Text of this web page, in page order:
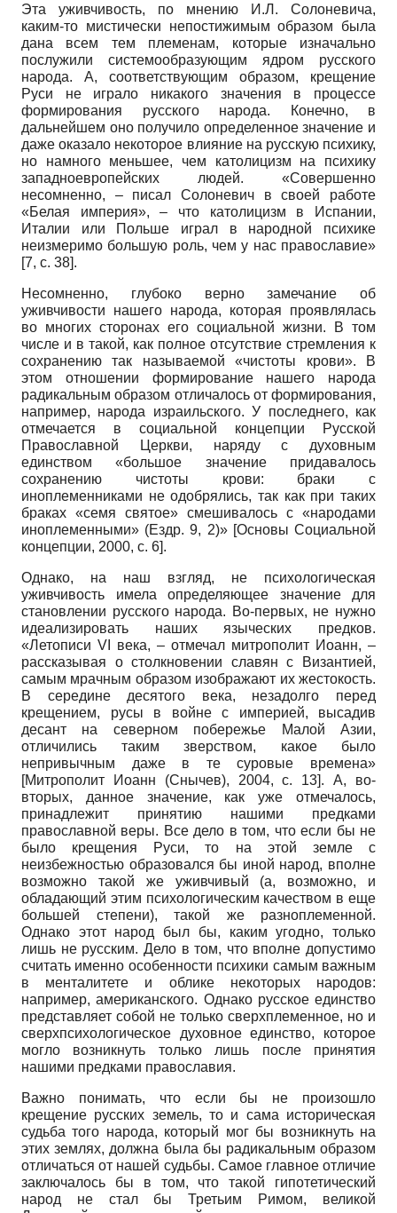
Эта уживчивость, по мнению И.Л. Солоневича,
каким-то мистически непостижимым образом была
дана всем тем племенам, которые изначально
послужили системообразующим ядром русского
народа. А, соответствующим образом, крещение
Руси не играло никакого значения в процессе
формирования русского народа. Конечно, в
дальнейшем оно получило определенное значение и
даже оказало некоторое влияние на русскую психику,
но намного меньшее, чем католицизм на психику
западноевропейских людей. «Совершенно
несомненно, – писал Солоневич в своей работе
«Белая империя», – что католицизм в Испании,
Италии или Польше играл в народной психике
неизмеримо большую роль, чем у нас православие»
[7, с. 38].
Несомненно, глубоко верно замечание об
уживчивости нашего народа, которая проявлялась
во многих сторонах его социальной жизни. В том
числе и в такой, как полное отсутствие стремления к
сохранению так называемой «чистоты крови». В
этом отношении формирование нашего народа
радикальным образом отличалось от формирования,
например, народа израильского. У последнего, как
отмечается в социальной концепции Русской
Православной Церкви, наряду с духовным
единством «большое значение придавалось
сохранению чистоты крови: браки с
иноплеменниками не одобрялись, так как при таких
браках «семя святое» смешивалось с «народами
иноплеменными» (Ездр. 9, 2)» [Основы Социальной
концепции, 2000, с. 6].
Однако, на наш взгляд, не психологическая
уживчивость имела определяющее значение для
становлении русского народа. Во-первых, не нужно
идеализировать наших языческих предков.
«Летописи VI века, – отмечал митрополит Иоанн, –
рассказывая о столкновении славян с Византией,
самым мрачным образом изображают их жестокость.
В середине десятого века, незадолго перед
крещением, русы в войне с империей, высадив
десант на северном побережье Малой Азии,
отличились таким зверством, какое было
непривычным даже в те суровые времена»
[Митрополит Иоанн (Снычев), 2004, с. 13]. А, во-
вторых, данное значение, как уже отмечалось,
принадлежит принятию нашими предками
православной веры. Все дело в том, что если бы не
было крещения Руси, то на этой земле с
неизбежностью образовался бы иной народ, вполне
возможно такой же уживчивый (а, возможно, и
обладающий этим психологическим качеством в еще
большей степени), такой же разноплеменной.
Однако этот народ был бы, каким угодно, только
лишь не русским. Дело в том, что вполне допустимо
считать именно особенности психики самым важным
в менталитете и облике некоторых народов:
например, американского. Однако русское единство
представляет собой не только сверхплеменное, но и
сверхпсихологическое духовное единство, которое
могло возникнуть только лишь после принятия
нашими предками православия.
Важно понимать, что если бы не произошло
крещение русских земель, то и сама историческая
судьба того народа, который мог бы возникнуть на
этих землях, должна была бы радикальным образом
отличаться от нашей судьбы. Самое главное отличие
заключалось бы в том, что такой гипотетический
народ не стал бы Третьим Римом, великой